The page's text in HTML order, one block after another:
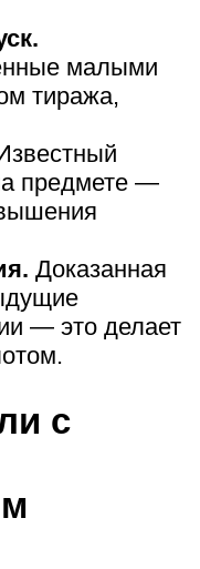
малыми
тиража,
предмете —
Доказанная
— это делает
с